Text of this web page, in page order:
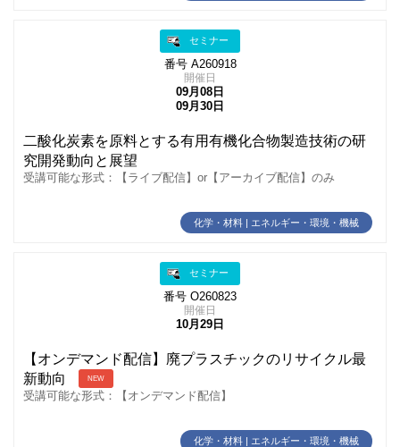
セミナー
番号 A260918
開催日
09月08日
09月30日
二酸化炭素を原料とする有用有機化合物製造技術の研
究開発動向と展望
受講可能な形式：【ライブ配信】or【アーカイブ配信】のみ
化学・材料 | エネルギー・環境・機械
セミナー
番号 O260823
開催日
10月29日
【オンデマンド配信】廃プラスチックのリサイクル最
新動向
NEW
受講可能な形式：【オンデマンド配信】
化学・材料 | エネルギー・環境・機械